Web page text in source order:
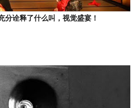
分诠释了什么叫，视觉盛宴！